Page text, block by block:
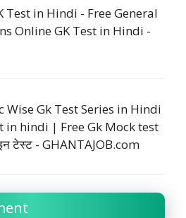
Test in Hindi - Free General
Online GK Test in Hindi -
Wise Gk Test Series in Hindi
in hindi | Free Gk Mock test
टेस्ट - GHANTAJOB.com